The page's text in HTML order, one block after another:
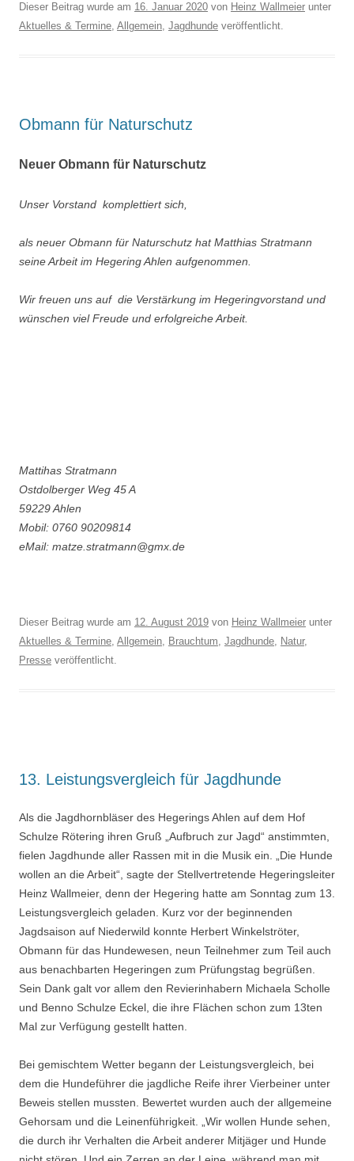
Dieser Beitrag wurde am 16. Januar 2020 von Heinz Wallmeier unter
Aktuelles & Termine, Allgemein, Jagdhunde veröffentlicht.
Obmann für Naturschutz
Neuer Obmann für Naturschutz
Unser Vorstand komplettiert sich,
als neuer Obmann für Naturschutz hat Matthias Stratmann
seine Arbeit im Hegering Ahlen aufgenommen.
Wir freuen uns auf die Verstärkung im Hegeringvorstand und
wünschen viel Freude und erfolgreiche Arbeit.
Mattihas Stratmann
Ostdolberger Weg 45 A
59229 Ahlen
Mobil: 0760 90209814
eMail: matze.stratmann@gmx.de
Dieser Beitrag wurde am 12. August 2019 von Heinz Wallmeier unter
Aktuelles & Termine, Allgemein, Brauchtum, Jagdhunde, Natur,
Presse veröffentlicht.
13. Leistungsvergleich für Jagdhunde
Als die Jagdhornbläser des Hegerings Ahlen auf dem Hof
Schulze Rötering ihren Gruß „Aufbruch zur Jagd“ anstimmten,
fielen Jagdhunde aller Rassen mit in die Musik ein. „Die Hunde
wollen an die Arbeit“, sagte der Stellvertretende Hegeringsleiter
Heinz Wallmeier, denn der Hegering hatte am Sonntag zum 13.
Leistungsvergleich geladen. Kurz vor der beginnenden
Jagdsaison auf Niederwild konnte Herbert Winkelströter,
Obmann für das Hundewesen, neun Teilnehmer zum Teil auch
aus benachbarten Hegeringen zum Prüfungstag begrüßen.
Sein Dank galt vor allem den Revierinhabern Michaela Scholle
und Benno Schulze Eckel, die ihre Flächen schon zum 13ten
Mal zur Verfügung gestellt hatten.
Bei gemischtem Wetter begann der Leistungsvergleich, bei
dem die Hundeführer die jagdliche Reife ihrer Vierbeiner unter
Beweis stellen mussten. Bewertet wurden auch der allgemeine
Gehorsam und die Leinenführigkeit. „Wir wollen Hunde sehen,
die durch ihr Verhalten die Arbeit anderer Mitjäger und Hunde